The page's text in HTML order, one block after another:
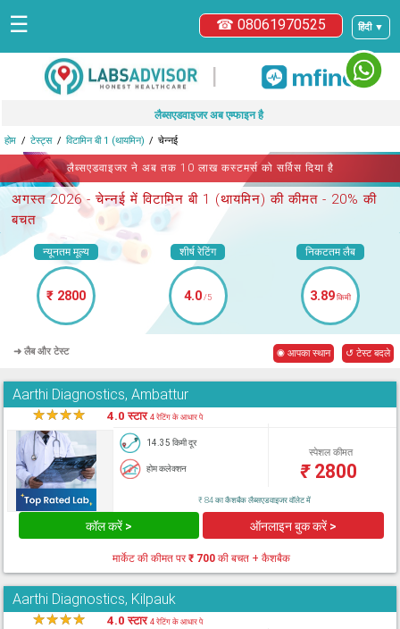
हिंदी ▼
☎ 08061970525
☰
|
लैब्सएडवाइजर अब एम्फाइन है
होम टेस्ट्स विटामिन बी 1 (थायमिन) चेन्नई
लैब्सएडवाइजर ने अब तक 10 लाख कस्टमर्स को सर्विस दिया है
अगस्त 2026 -चेन्नई में विटामिन बी 1 (थायमिन) की कीमत - 20% की
बचत
न्यूनतम मूल्य
₹ 2800
शीर्ष रेटिंग
4.0/5
निकटतम लैब
3.89किमी
➜ लैब और टेस्ट ◉ आपका स्थान ↺ टेस्ट बदले
Aarthi Diagnostics, Ambattur
★★★★ 4.0 स्टार4 रेटिंग के आधार पे
14.35 किमी दूर
होम कलेक्शन
स्पेशल कीमत
₹2800
₹ 84 का कैशबैक लैब्सएडवाइजर वॉलेट में
कॉल करें > ऑनलाइन बुक करें >
मार्केट की कीमत पर₹ 700की बचत + कैशबैक
Aarthi Diagnostics, Kilpauk
★★★★ 4.0 स्टार4 रेटिंग के आधार पे